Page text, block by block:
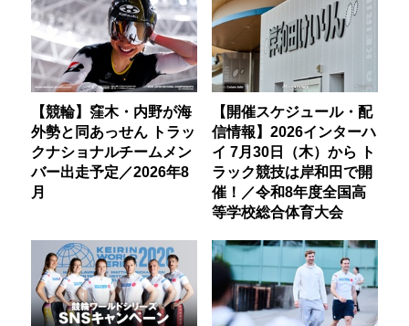
【競輪】窪木・内野が海
外勢と同あっせん トラッ
クナショナルチームメン
バー出走予定／2026年8
月
【開催スケジュール・配
信情報】2026インターハ
イ 7月30日（木）から ト
ラック競技は岸和田で開
催！／令和8年度全国高
等学校総合体育大会